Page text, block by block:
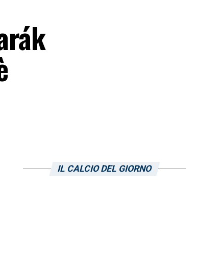
IL CALCIO DEL GIORNO